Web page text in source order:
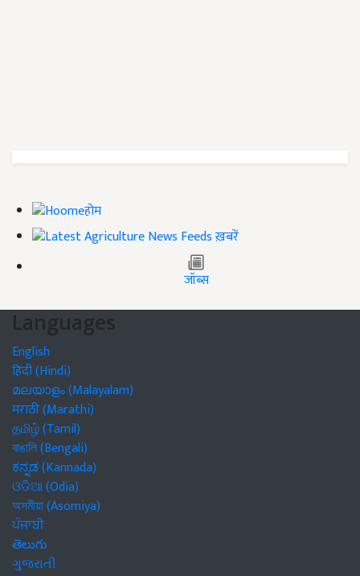
होम
ख़बरें
जॉब्स
Languages
English
हिंदी (Hindi)
മലയാളം (Malayalam)
मराठी (Marathi)
தமிழ் (Tamil)
বাঙালি (Bengali)
ಕನ್ನಡ (Kannada)
ଓଡିଆ (Odia)
অসমীয়া (Asomiya)
ਪੰਜਾਬੀ
తెలుగు
ગુજરાતી